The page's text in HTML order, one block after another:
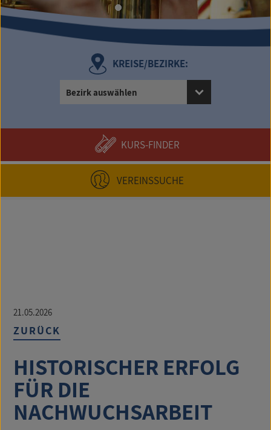
KREISE/BEZIRKE:
Bezirk auswählen
KURS-FINDER
VEREINSSUCHE
21.05.2026
ZURÜCK
HISTORISCHER ERFOLG
FÜR DIE
NACHWUCHSARBEIT